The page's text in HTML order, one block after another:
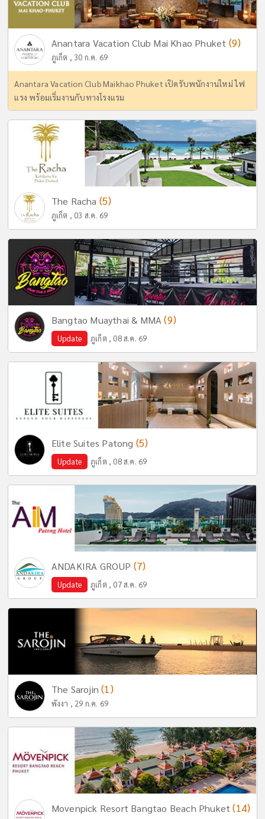
Anantara Vacation Club Mai Khao Phuket (9)
ภูเก็ต , 30 ก.ค. 69
Anantara Vacation Club Maikhao Phuket เปิดรับพนักงานใหม่ ไฟ
แรง พร้อมเริ่มงานกับทางโรงแรม
The Racha (5)
ภูเก็ต , 03 ส.ค. 69
Bangtao Muaythai & MMA(9)
Update ภูเก็ต , 08 ส.ค. 69
Elite Suites Patong (5)
Update ภูเก็ต , 08 ส.ค. 69
ANDAKIRA GROUP (7)
Update ภูเก็ต , 07 ส.ค. 69
The Sarojin(1)
พังงา , 29 ก.ค. 69
Movenpick Resort Bangtao Beach Phuket(14)